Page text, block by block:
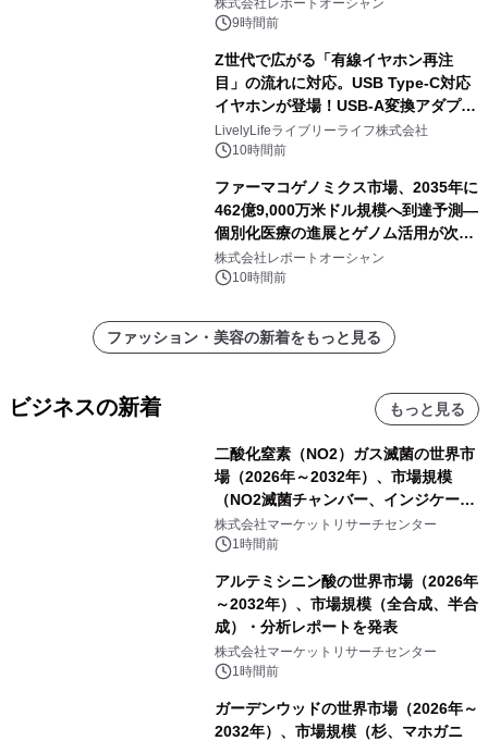
株式会社レポートオーシャン
9時間前
Z世代で広がる「有線イヤホン再注
目」の流れに対応。USB Type-C対応
イヤホンが登場！USB-A変換アダプタ
ー付きでスマホからパソコンまで幅広
く活用可能
LivelyLifeライブリーライフ株式会社
10時間前
ファーマコゲノミクス市場、2035年に
462億9,000万米ドル規模へ到達予測―
個別化医療の進展とゲノム活用が次世
代ヘルスケア投資を加速
株式会社レポートオーシャン
10時間前
ファッション・美容の新着をもっと見る
ビジネスの新着 もっと見る
二酸化窒素（NO2）ガス滅菌の世界市
場（2026年～2032年）、市場規模
（NO2滅菌チャンバー、インジケータ
ーおよびモニタリングシステム、その
他）・分析レポートを発表
株式会社マーケットリサーチセンター
1時間前
アルテミシニン酸の世界市場（2026年
～2032年）、市場規模（全合成、半合
成）・分析レポートを発表
株式会社マーケットリサーチセンター
1時間前
ガーデンウッドの世界市場（2026年～
2032年）、市場規模（杉、マホガニ